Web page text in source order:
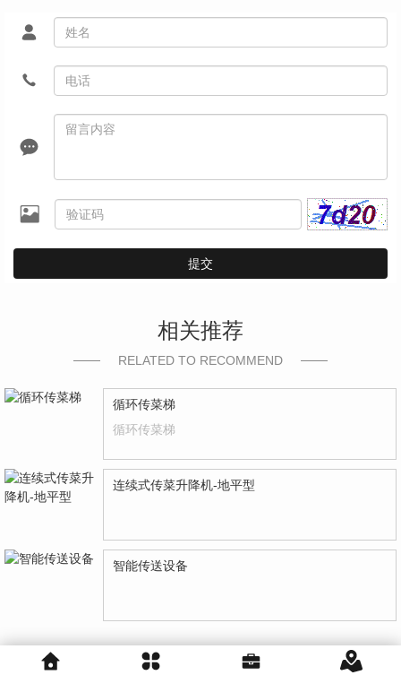
提交
相关推荐
RELATED TO RECOMMEND
循环传菜梯
循环传菜梯
连续式传菜升降机-地平型
智能传送设备